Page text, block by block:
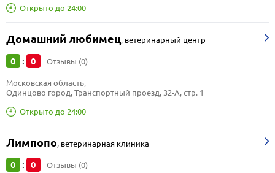
Открыто до 24:00
Домашний любимец, ветеринарный центр
0 : 0 Отзывы (0)
Открыто до 24:00
Московская область,
Одинцово город, Транспортный проезд, 32-А, стр. 1
Лимпопо, ветеринарная клиника
0 : 0 Отзывы (0)